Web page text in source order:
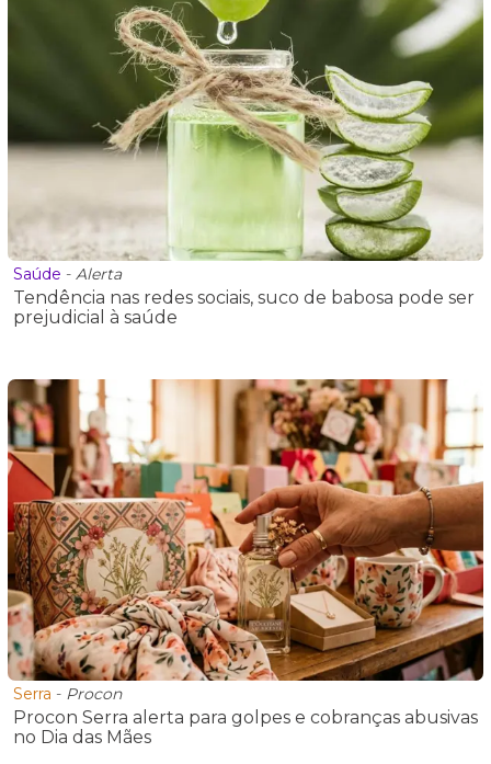
Saúde - Alerta
Tendência nas redes sociais, suco de babosa pode ser
prejudicial à saúde
Serra - Procon
Procon Serra alerta para golpes e cobranças abusivas
no Dia das Mães